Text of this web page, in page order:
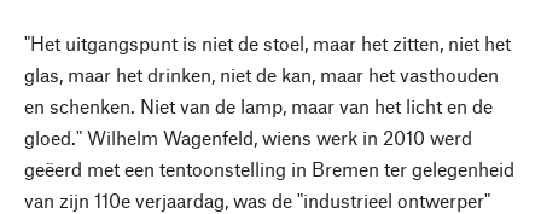
"Het uitgangspunt is niet de stoel, maar het zitten, niet het
glas, maar het drinken, niet de kan, maar het vasthouden
en schenken. Niet van de lamp, maar van het licht en de
gloed." Wilhelm Wagenfeld, wiens werk in 2010 werd
geëerd met een tentoonstelling in Bremen ter gelegenheid
van zijn 110e verjaardag, was de "industrieel ontwerper"